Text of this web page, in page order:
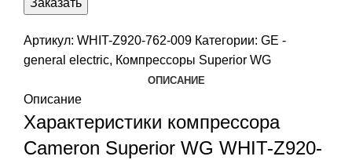
Заказать
Артикул: WHIT-Z920-762-009 Категории: GE -
general electric, Компрессоры Superior WG
ОПИСАНИЕ
Описание
Характеристики компрессора
Cameron Superior WG WHIT-Z920-